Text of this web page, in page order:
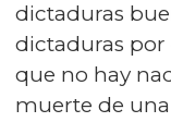
dictaduras
dictaduras por
que no hay
muerte de